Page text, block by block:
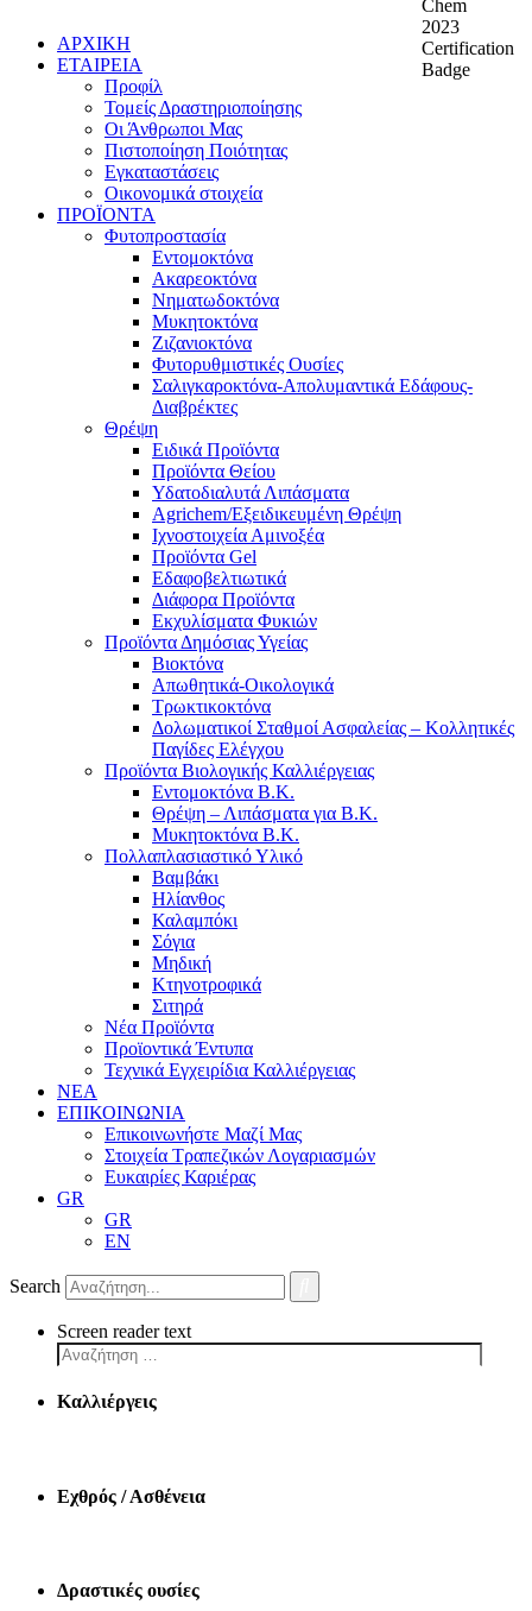
ΑΡΧΙΚΗ
ΕΤΑΙΡΕΙΑ
Προφίλ
Τομείς Δραστηριοποίησης
Οι Άνθρωποι Μας
Πιστοποίηση Ποιότητας
Εγκαταστάσεις
Οικονομικά στοιχεία
ΠΡΟΪΟΝΤΑ
Φυτοπροστασία
Εντομοκτόνα
Ακαρεοκτόνα
Νηματωδοκτόνα
Μυκητοκτόνα
Ζιζανιοκτόνα
Φυτορυθμιστικές Ουσίες
Σαλιγκαροκτόνα-Απολυμαντικά Εδάφους-
Διαβρέκτες
Θρέψη
Ειδικά Προϊόντα
Προϊόντα Θείου
Υδατοδιαλυτά Λιπάσματα
Agrichem/Εξειδικευμένη Θρέψη
Ιχνοστοιχεία Αμινοξέα
Προϊόντα Gel
Εδαφοβελτιωτικά
Διάφορα Προϊόντα
Εκχυλίσματα Φυκιών
Προϊόντα Δημόσιας Υγείας
Βιοκτόνα
Απωθητικά-Οικολογικά
Τρωκτικοκτόνα
Δολωματικοί Σταθμοί Ασφαλείας – Κολλητικές
Παγίδες Ελέγχου
Προϊόντα Βιολογικής Καλλιέργειας
Εντομοκτόνα Β.Κ.
Θρέψη – Λιπάσματα για Β.Κ.
Μυκητοκτόνα Β.Κ.
Πολλαπλασιαστικό Υλικό
Βαμβάκι
Ηλίανθος
Καλαμπόκι
Σόγια
Μηδική
Κτηνοτροφικά
Σιτηρά
Νέα Προϊόντα
Προϊοντικά Έντυπα
Τεχνικά Εγχειρίδια Καλλιέργειας
ΝΕΑ
ΕΠΙΚΟΙΝΩΝΙΑ
Επικοινωνήστε Μαζί Μας
Στοιχεία Τραπεζικών Λογαριασμών
Ευκαιρίες Καριέρας
GR
GR
EN
Search
Screen reader text
Καλλιέργεις
Εχθρός / Ασθένεια
Δραστικές ουσίες